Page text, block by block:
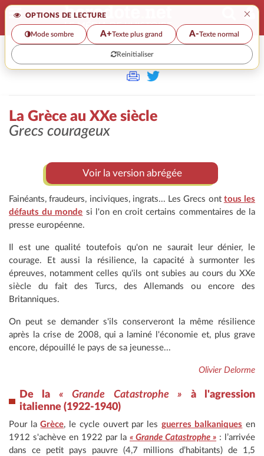
OPTIONS DE LECTURE ×
Mode sombre A+Texte plus grand A-Texte normal
Reinitialiser
>>
La Grèce au XXe siècle
Grecs courageux
Voir la version abrégée
Fainéants, fraudeurs, inciviques, ingrats... Les Grecs ont tous les
défauts du monde si l'on en croit certains commentaires de la
presse européenne.
Il est une qualité toutefois qu'on ne saurait leur dénier, le
courage. Et aussi la résilience, la capacité à surmonter les
épreuves, notamment celles qu'ils ont subies au cours du XXe
siècle du fait des Turcs, des Allemands ou encore des
Britanniques.
On peut se demander s'ils conserveront la même résilience
après la crise de 2008, qui a laminé l'économie et, plus grave
encore, dépouillé le pays de sa jeunesse...
Olivier Delorme
De la « Grande Catastrophe » à l'agression
italienne (1922-1940)
Pour laGrèce, le cycle ouvert par les guerres balkaniques en
1912 s'achève en 1922 par la « Grande Catastrophe » : l’arrivée
dans ce petit pays pauvre (4,7 millions d’habitants) de 1,5